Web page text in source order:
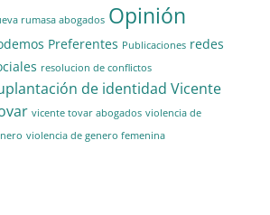
rumasa abogados Opinión
Preferentes Publicaciones redes
resolucion de conflictos
de identidad Vicente
vicente tovar abogados violencia de
violencia de genero femenina